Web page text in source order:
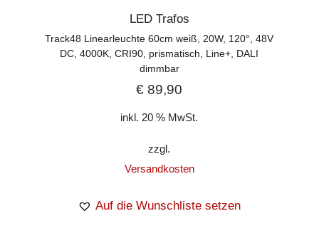
LED Trafos
Track48 Linearleuchte 60cm weiß, 20W, 120°, 48V
DC, 4000K, CRI90, prismatisch, Line+, DALI
dimmbar
€ 89,90
inkl. 20 % MwSt.
zzgl.
Versandkosten
Auf die Wunschliste setzen